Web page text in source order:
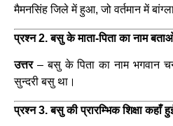
मैमनसिंह जिले में हुआ, जो वर्तमान में
प्रश्न 2. बसु के माता-पिता का नाम
उत्तर – बसु के पिता का नाम भगवान
सुन्दरी बसु था।
प्रश्न 3. बसु की प्रारम्भिक शिक्षा कहाँ